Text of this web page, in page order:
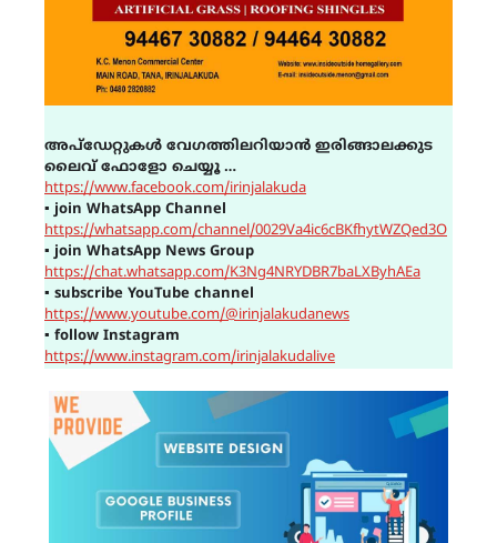
അപ്ഡേറ്റുകൾ വേഗത്തിലറിയാൻ ഇരിങ്ങാലക്കുട
ലൈവ് ഫോളോ ചെയ്യൂ …
https://www.facebook.com/irinjalakuda
▪ join WhatsApp Channel
https://whatsapp.com/channel/0029Va4ic6cBKfhytWZQed3O
▪ join WhatsApp News Group
https://chat.whatsapp.com/K3Ng4NRYDBR7baLXByhAEa
▪ subscribe YouTube channel
https://www.youtube.com/@irinjalakudanews
▪ follow Instagram
https://www.instagram.com/irinjalakudalive